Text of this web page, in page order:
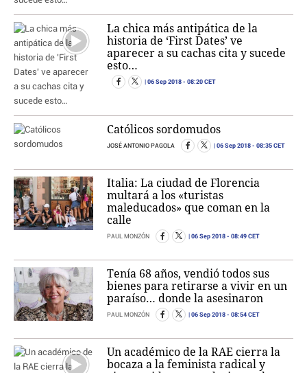
La chica más antipática de la
historia de ‘First Dates’ ve
aparecer a su cachas cita y sucede
esto…
06 Sep 2018 - 08:20 CET
Católicos sordomudos
JOSÉ ANTONIO PAGOLA 06 Sep 2018 - 08:35 CET
Italia: La ciudad de Florencia
multará a los «turistas
maleducados» que coman en la
calle
PAUL MONZÓN 06 Sep 2018 - 08:49 CET
Tenía 68 años, vendió todos sus
bienes para retirarse a vivir en un
paraíso… donde la asesinaron
PAUL MONZÓN 06 Sep 2018 - 08:54 CET
Un académico de la RAE cierra la
bocaza a la feminista radical y